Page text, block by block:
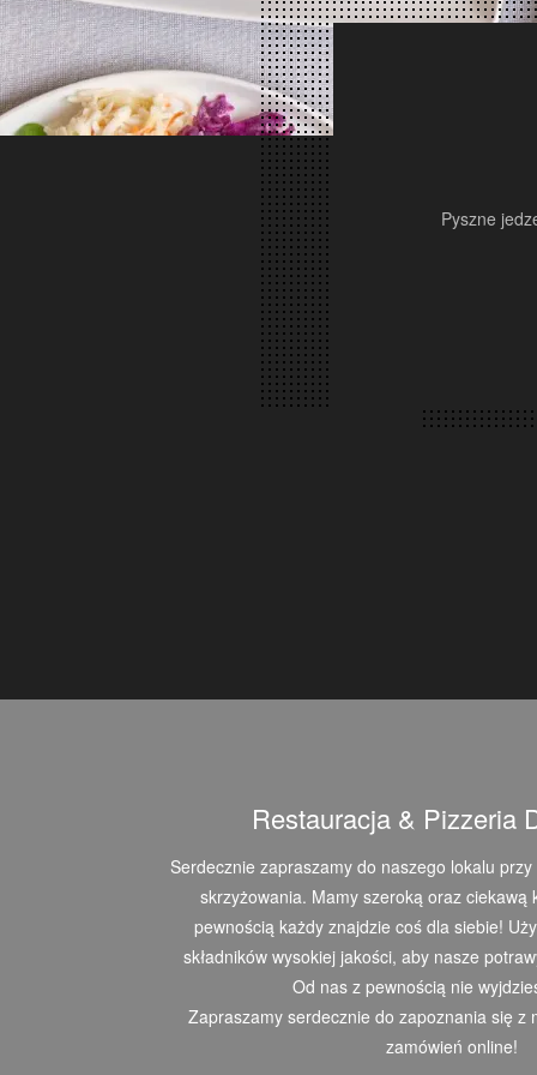
Pyszne
Restauracja & Pizzeria
Serdecznie zapraszamy do naszego lokalu
skrzyżowania. Mamy szeroką oraz ciekawą
pewnością każdy znajdzie coś dla siebie!
składników wysokiej jakości, aby nasze
Od nas z pewnością nie
Zapraszamy serdecznie do zapoznania się z
zamówień online!